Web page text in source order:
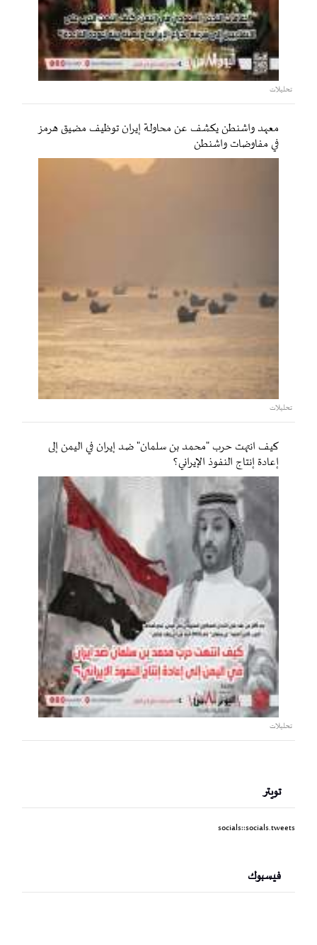
تحليلات
معهد واشنطن يكشف عن محاولة إيران توظيف مضيق هرمز
في مفاوضات واشنطن
تحليلات
كيف انتهت حرب "محمد بن سلمان" ضد إيران في اليمن إلى
إعادة إنتاج النفوذ الإيراني؟
تحليلات
تويتر
socials::socials.tweets
فيسبوك